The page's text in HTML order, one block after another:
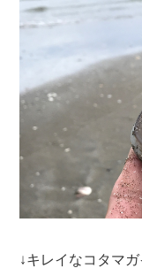
↓キレイなコタマ